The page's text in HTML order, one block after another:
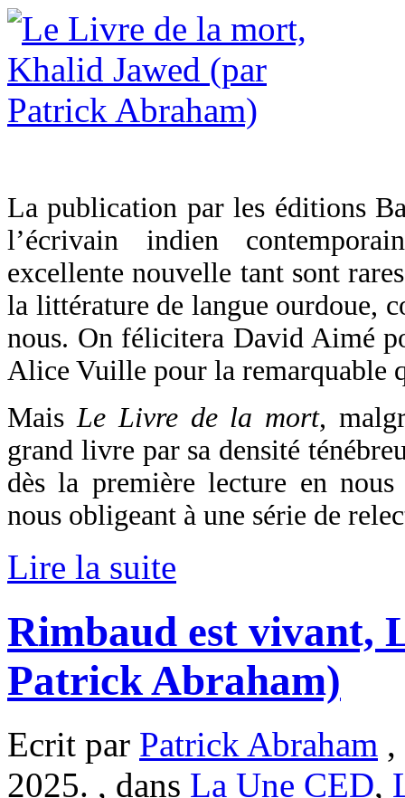
La publication par les éditions
l’écrivain indien
excellente nouvelle tant sont
la littérature de langue ourdoue,
nous. On félicitera David Aimé
Alice Vuille pour la remarquable
MaisLe Livre de la mort,
grand livre par sa densité
dès la première lecture en
nous obligeant à une série de
Lire la suite
Rimbaud est vivant,
Patrick Abraham)
Ecrit par Patrick Abraham ,
2025. , dans La Une CED,